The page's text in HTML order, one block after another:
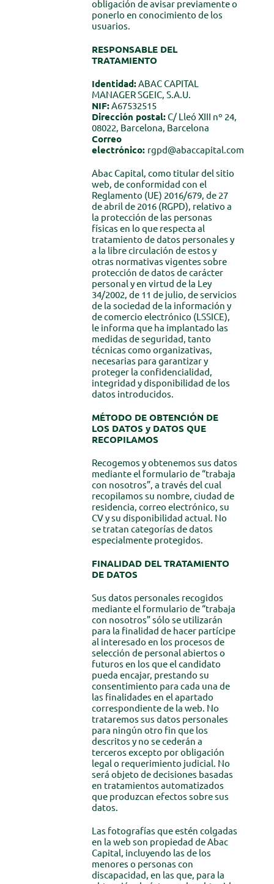
obligación de avisar previamente o
ponerlo en conocimiento de los
usuarios.
RESPONSABLE DEL
TRATAMIENTO
Identidad:ABAC CAPITAL
MANAGER SGEIC, S.A.U.
NIF:A67532515
Dirección postal:C/ Lleó XIII nº 24,
08022, Barcelona, Barcelona
Correo
electrónico: rgpd@abaccapital.com
Abac Capital, como titular del sitio
web, de conformidad con el
Reglamento (UE) 2016/679, de 27
de abril de 2016 (RGPD), relativo a
la protección de las personas
físicas en lo que respecta al
tratamiento de datos personales y
a la libre circulación de estos y
otras normativas vigentes sobre
protección de datos de carácter
personal y en virtud de la Ley
34/2002, de 11 de julio, de servicios
de la sociedad de la información y
de comercio electrónico (LSSICE),
le informa que ha implantado las
medidas de seguridad, tanto
técnicas como organizativas,
necesarias para garantizar y
proteger la confidencialidad,
integridad y disponibilidad de los
datos introducidos.
MÉTODO DE OBTENCIÓN DE
LOS DATOS y DATOS QUE
RECOPILAMOS
Recogemos y obtenemos sus datos
mediante el formulario de “trabaja
con nosotros”, a través del cual
recopilamos su nombre, ciudad de
residencia, correo electrónico, su
CV y su disponibilidad actual. No
se tratan categorías de datos
especialmente protegidos.
FINALIDAD DEL TRATAMIENTO
DE DATOS
Sus datos personales recogidos
mediante el formulario de “trabaja
con nosotros” sólo se utilizarán
para la finalidad de hacer partícipe
al interesado en los procesos de
selección de personal abiertos o
futuros en los que el candidato
pueda encajar, prestando su
consentimiento para cada una de
las finalidades en el apartado
correspondiente de la web. No
trataremos sus datos personales
para ningún otro fin que los
descritos y no se cederán a
terceros excepto por obligación
legal o requerimiento judicial. No
será objeto de decisiones basadas
en tratamientos automatizados
que produzcan efectos sobre sus
datos.
Las fotografías que estén colgadas
en la web son propiedad de Abac
Capital, incluyendo las de los
menores o personas con
discapacidad, en las que, para la